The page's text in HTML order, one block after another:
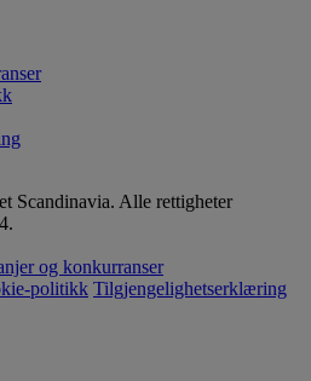
Scandinavia. Alle rettigheter
og konkurranser
politikk Tilgjengelighetserklæring